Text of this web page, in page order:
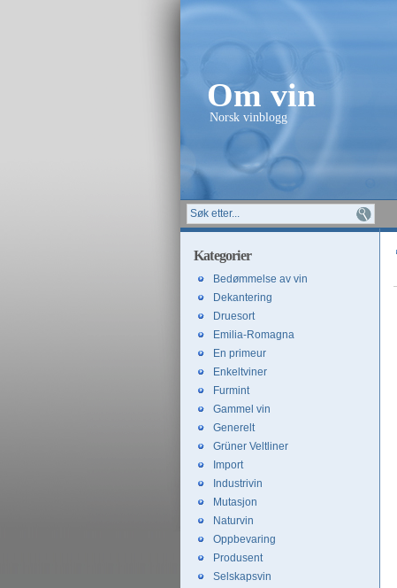
Om vin
Norsk vinblogg
Kategorier
Bedømmelse av vin
Dekantering
Druesort
Emilia-Romagna
En primeur
Enkeltviner
Furmint
Gammel vin
Generelt
Grüner Veltliner
Import
Industrivin
Mutasjon
Naturvin
Oppbevaring
Produsent
Selskapsvin